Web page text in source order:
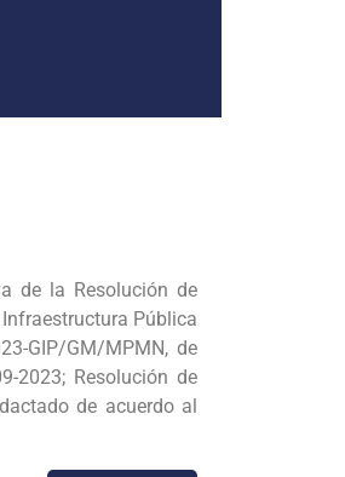
de la Resolución de
Pública
GIP/GM/MPMN, de
2023; Resolución de
de acuerdo al